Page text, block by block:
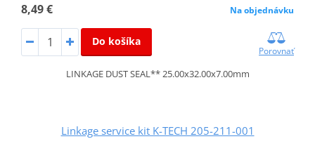
8,49 € Na objednávku
Do košíka
Porovnať
LINKAGE DUST SEAL** 25.00x32.00x7.00mm
Linkage service kit K-TECH 205-211-001